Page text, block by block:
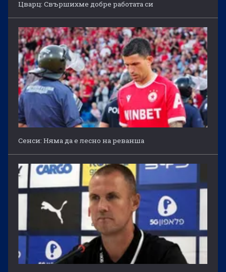
Цварц: Свършихме добре работата си
Сенси: Няма да е лесно на реванша